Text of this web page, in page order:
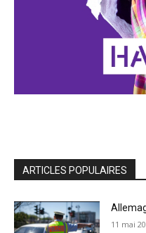
ARTICLES POPULAIRES
11 mai